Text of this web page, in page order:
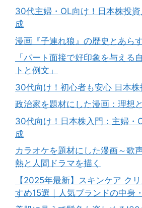
30代主婦・OL向け！日本株投
成
漫画『子連れ狼』の歴史とあら
「パート面接で好印象を与える
トと例文」
30代向け！初心者も安心 日本
政治家を題材にした漫画：理想
30代向け！日本株入門：主婦・
成
カラオケを題材にした漫画～歌
熱と人間ドラマを描く
【2025年最新】スキンケア ク
すめ15選｜人気ブランドの中身